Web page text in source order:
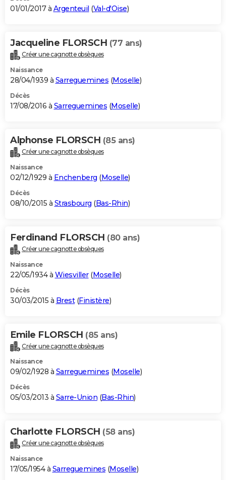
01/01/2017 à Argenteuil (Val-d'Oise)
Jacqueline FLORSCH (77 ans)
Créer une cagnotte obsèques
Naissance
28/04/1939 à Sarreguemines (Moselle)
Décès
17/08/2016 à Sarreguemines (Moselle)
Alphonse FLORSCH (85 ans)
Créer une cagnotte obsèques
Naissance
02/12/1929 à Enchenberg (Moselle)
Décès
08/10/2015 à Strasbourg (Bas-Rhin)
Ferdinand FLORSCH (80 ans)
Créer une cagnotte obsèques
Naissance
22/05/1934 à Wiesviller(Moselle)
Décès
30/03/2015 à Brest(Finistère)
Emile FLORSCH (85 ans)
Créer une cagnotte obsèques
Naissance
09/02/1928 à Sarreguemines (Moselle)
Décès
05/03/2013 à Sarre-Union (Bas-Rhin)
Charlotte FLORSCH (58 ans)
Créer une cagnotte obsèques
Naissance
17/05/1954 à Sarreguemines (Moselle)